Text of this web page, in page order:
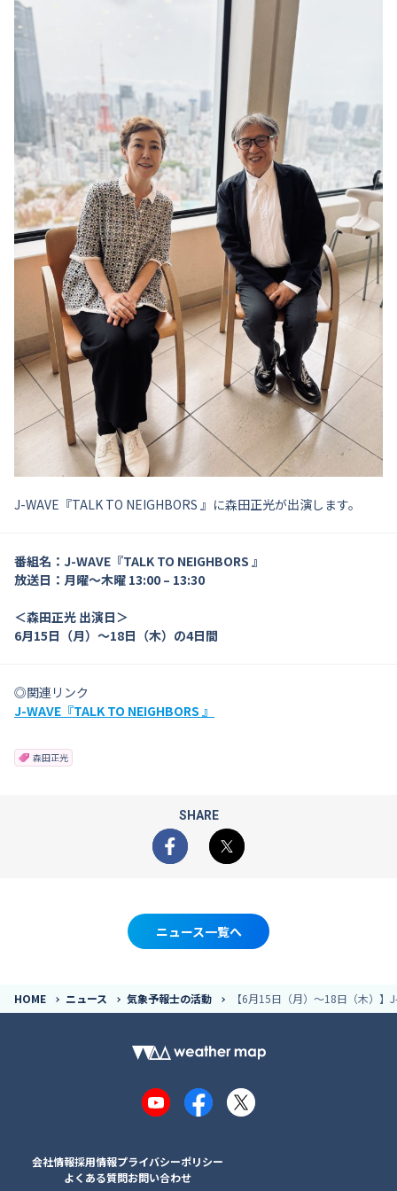
J-WAVE『TALK TO NEIGHBORS 』に森田正光が出演します。
番組名：J-WAVE『TALK TO NEIGHBORS 』
放送日：月曜～木曜 13:00 – 13:30
＜森田正光 出演日＞
6月15日（月）〜18日（木）の4日間
◎関連リンク
J-WAVE『TALK TO NEIGHBORS 』
森田正光
SHARE
Facebook
X
ニュース一覧へ
HOME ニュース 気象予報士の活動 【6月15日（月）〜18日（木）】
YouTubeFacebook
X
会社情報採用情報プライバシーポリシー
よくある質問お問い合わせ